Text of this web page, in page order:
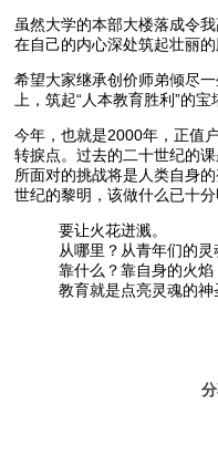
虽然大学的本部大楼落成令
在自己的内心深处筑起壮丽的
希望大家继承创价师弟倾尽
上，筑起“人本教育胜利”的宝
今年，也就是2000年，正值
转捩点。过去的二十世纪的
所面对的挑战将是人类自身
世纪的黎明，该做什么已十分
要让火花迸溅。
从哪里？从青年们的灵
靠什么？靠自身的火焰
教育就是点亮灵魂的神